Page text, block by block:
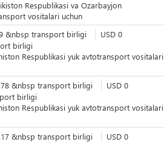
Respublikasi va Ozarbayjon
vositalari uchun
&nbsp transport birligi USD 0
birligi
Respublikasi yuk avtotransport vositalari
&nbsp transport birligi USD 0
birligi
Respublikasi yuk avtotransport vositalari
&nbsp transport birligi USD 0